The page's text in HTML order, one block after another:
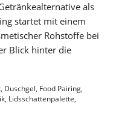
als
startet mit einem
Rohstoffe bei
Blick hinter die
, Duschgel, Food Pairing,
, Lidsschattenpalette,